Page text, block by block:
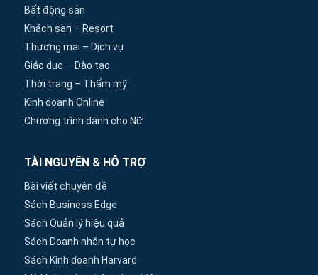
Bất động sản
Khách sạn – Resort
Thương mại – Dịch vụ
Giáo dục – Đào tạo
Thời trang – Thẩm mỹ
Kinh doanh Online
Chương trình dành cho Nữ
TÀI NGUYÊN & HỖ TRỢ
Bài viết chuyên đề
Sách Business Edge
Sách Quản lý hiệu quả
Sách Doanh nhân tự học
Sách Kinh doanh Harvard